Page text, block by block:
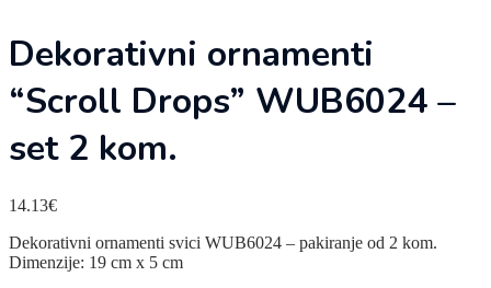
Dekorativni ornamenti
“Scroll Drops” WUB6024 –
set 2 kom.
14.13€
Dekorativni ornamenti svici WUB6024 – pakiranje od 2 kom.
Dimenzije: 19 cm x 5 cm